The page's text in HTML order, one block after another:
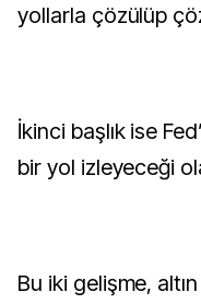
yollarla çözülüp
İkinci başlık ise
bir yol izleyeceği
Bu iki gelişme,